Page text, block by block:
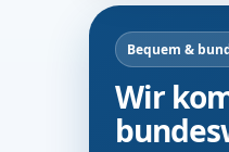
Bequem &
Wir